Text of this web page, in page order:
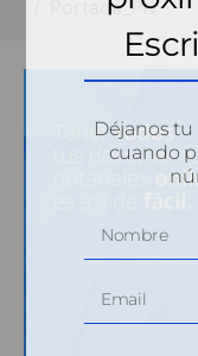
Portada_PN
Déjanos
cuando